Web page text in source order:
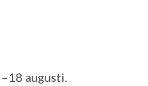
augusti.